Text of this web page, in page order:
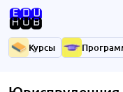
Курсы